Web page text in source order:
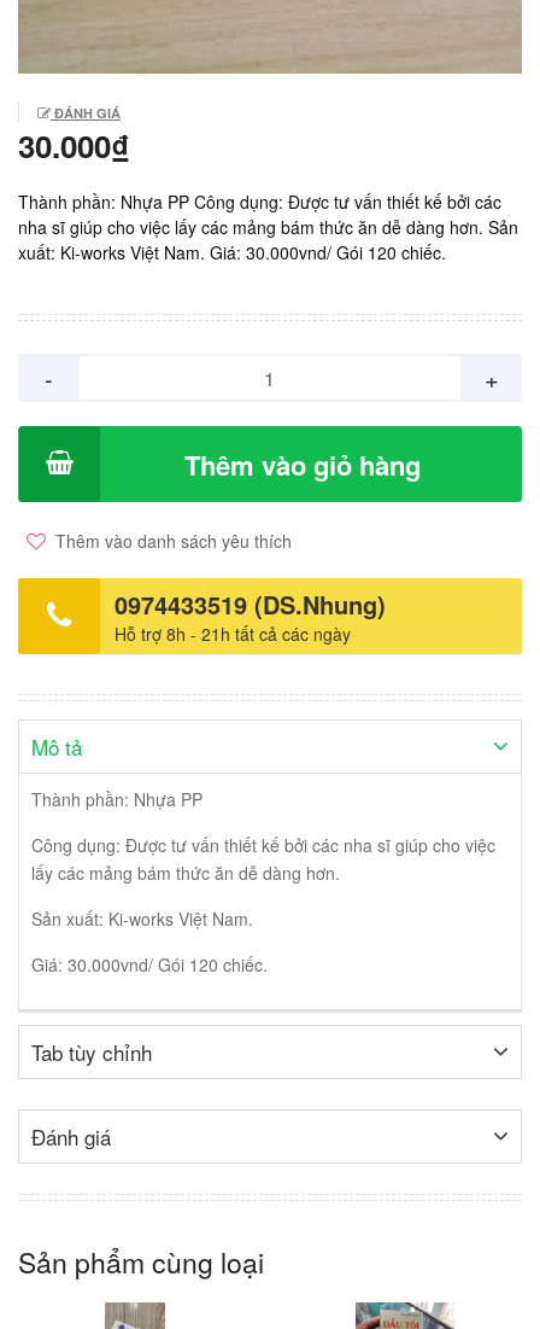
ĐÁNH GIÁ
30.000₫
Thành phần: Nhựa PP Công dụng: Được tư vấn thiết kế bởi các
nha sĩ giúp cho việc lấy các mảng bám thức ăn dễ dàng hơn. Sản
xuất: Ki-works Việt Nam. Giá: 30.000vnd/ Gói 120 chiếc.
- +
Thêm vào giỏ hàng
Thêm vào danh sách yêu thích
0974433519 (DS.Nhung)
Hỗ trợ 8h - 21h tất cả các ngày
Mô tả
Thành phần: Nhựa PP
Công dụng: Được tư vấn thiết kế bởi các nha sĩ giúp cho việc
lấy các mảng bám thức ăn dễ dàng hơn.
Sản xuất: Ki-works Việt Nam.
Giá: 30.000vnd/ Gói 120 chiếc.
Tab tùy chỉnh
Đánh giá
Sản phẩm cùng loại